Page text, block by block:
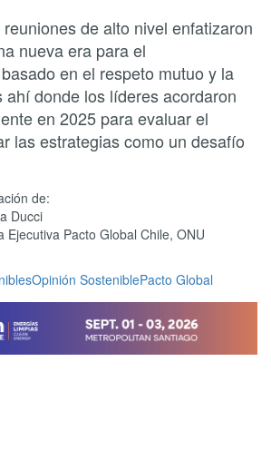
de alto nivel enfatizaron
nueva era para el
en el respeto mutuo y la
ahí donde los líderes acordaron
en 2025 para evaluar el
las estrategias como un desafío
de:
Ducci
Ejecutiva Pacto Global Chile, ONU
Opinión SosteniblePacto Global